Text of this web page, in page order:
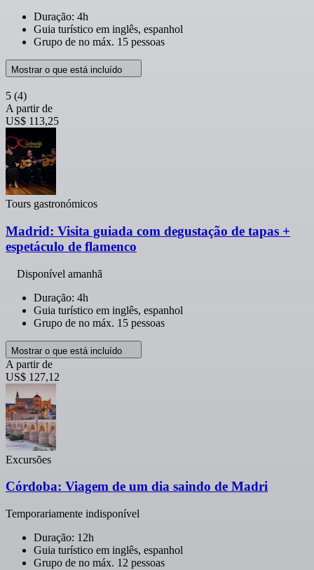
Duração: 4h
Guia turístico em inglês, espanhol
Grupo de no máx. 15 pessoas
Mostrar o que está incluído
5 (4)
A partir de
US$ 113,25
Tours gastronómicos
Madrid: Visita guiada com degustação de tapas +
espetáculo de flamenco
Disponível amanhã
Duração: 4h
Guia turístico em inglês, espanhol
Grupo de no máx. 15 pessoas
Mostrar o que está incluído
A partir de
US$ 127,12
Excursões
Córdoba: Viagem de um dia saindo de Madri
Temporariamente indisponível
Duração: 12h
Guia turístico em inglês, espanhol
Grupo de no máx. 12 pessoas